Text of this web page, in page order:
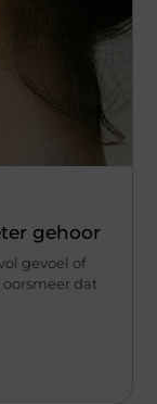
gehoor
gevoel of
dat